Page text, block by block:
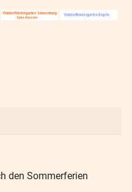
den Sommerferien